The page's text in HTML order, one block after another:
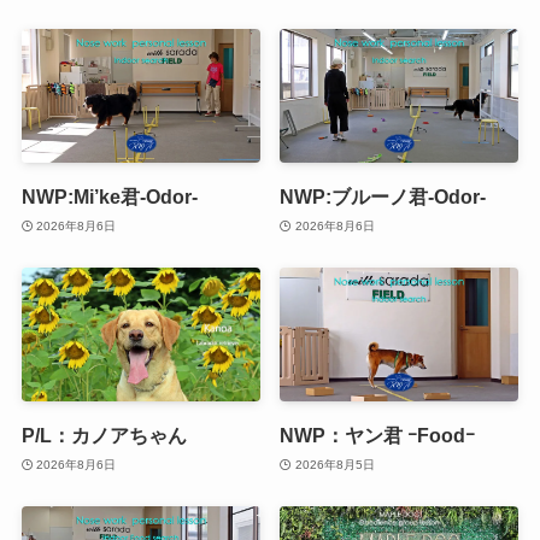
NWP:Mi’ke君-Odor-
2026年8月6日
NWP:ブルーノ君-Odor-
2026年8月6日
P/L：カノアちゃん
2026年8月6日
NWP：ヤン君 ｰFoodｰ
2026年8月5日